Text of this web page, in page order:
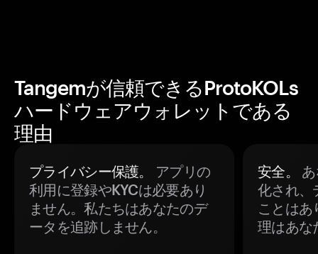
Tangemが信頼できるProtoKOLs
ハードウェアウォレットである
理由
プライバシー保護。
アプリの
利用に登録やKYCは必要あり
ません。私たちはあなたのデ
ータを追跡しません。
安全。
化され、
ことはあ
理はあな